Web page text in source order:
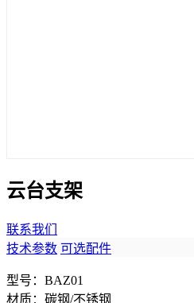
云台支架
联系我们
技术参数 可选配件
型号：BAZ01
材质：碳钢/不锈钢